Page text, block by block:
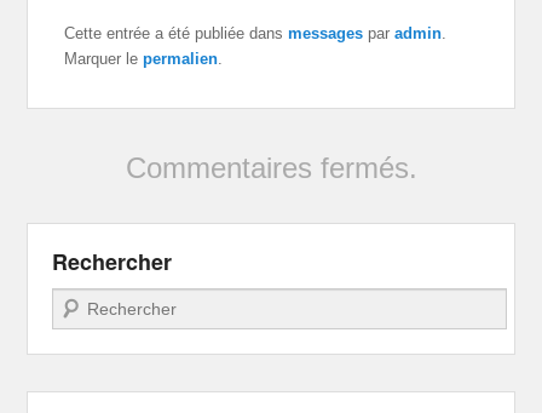
Cette entrée a été publiée dansmessages paradmin.
Marquer lepermalien.
Commentaires fermés.
Rechercher
Recherche